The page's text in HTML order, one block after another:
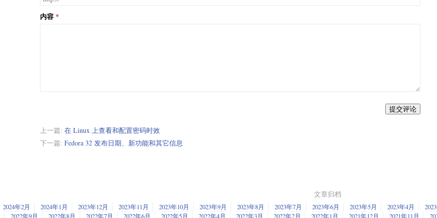
内容
提交评论
上一篇: 在 Linux 上查看和配置密码时效
下一篇: Fedora 32 发布日期、新功能和其它信息
文章归档
2024年2月 2024年1月 2023年12月 2023年11月 2023年10月 2023年9月 2023年8月 2023年7月 2023年6月 2023年5月 2023年4月
2022年9月
2022年8月 2022年7月 2022年6月 2022年5月 2022年4月 2022年3月 2022年2月 2022年1月 2021年12月 2021年11月